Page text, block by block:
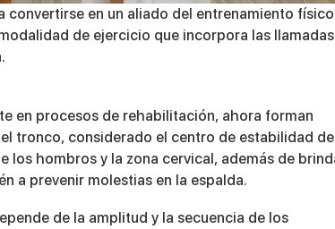
convertirse en un aliado del entrenamiento
de ejercicio que incorpora las llamadas
en procesos de rehabilitación, ahora forman
tronco, considerado el centro de estabilidad
los hombros y la zona cervical, además de
a prevenir molestias en la espalda.
de la amplitud y la secuencia de los